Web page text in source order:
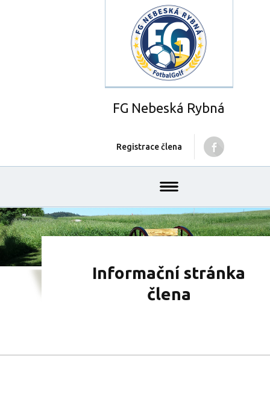
FG Nebeská Rybná
Registrace člena
Informační stránka
člena